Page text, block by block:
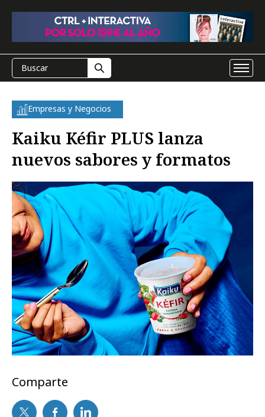
Empresas y Negocios
Kaiku Kéfir PLUS lanza
nuevos sabores y formatos
Comparte